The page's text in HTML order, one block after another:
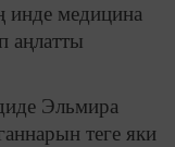
инде медицина
аңлатты
Эльмира
теге яки